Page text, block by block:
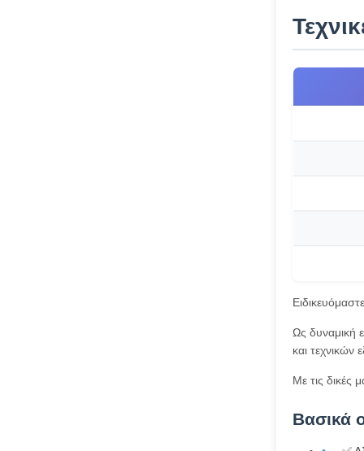
Ως δυναμική
και τεχνικών
Με τις δικές
Βασικά